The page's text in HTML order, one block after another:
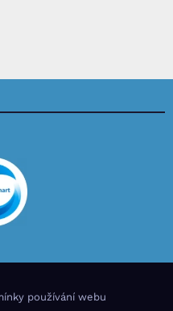
používání webu